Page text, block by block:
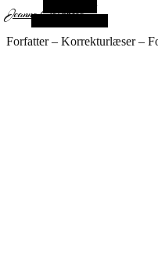
Jeanne Goldbech
Forfatter – Korrekturlæser –